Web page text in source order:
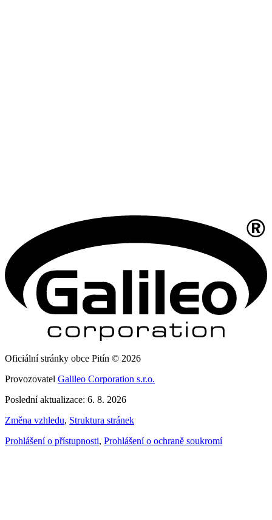
Oficiální stránky obce Pitín © 2026
Provozovatel Galileo Corporation s.r.o.
Poslední aktualizace: 6. 8. 2026
Změna vzhledu, Struktura stránek
Prohlášení o přístupnosti, Prohlášení o ochraně soukromí